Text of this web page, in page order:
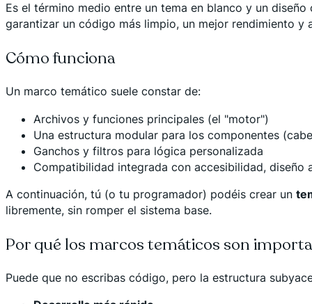
Es el término medio entre un tema en blanco y un
garantizar un código más limpio, un mejor rendimiento
Cómo funciona
Un marco temático suele constar de:
Archivos y funciones principales (el "motor")
Una estructura modular para los componentes
Ganchos y filtros para lógica personalizada
Compatibilidad integrada con accesibilidad, diseño
A continuación, tú (o tu programador) podéis crear un
libremente, sin romper el sistema base.
Por qué los marcos temáticos son
Puede que no escribas código, pero la estructura